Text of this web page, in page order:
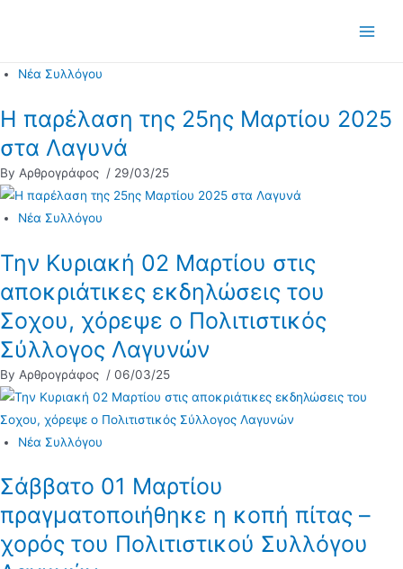
Νέα Συλλόγου
Η παρέλαση της 25ης Μαρτίου 2025
στα Λαγυνά
By Αρθρογράφος / 29/03/25
Νέα Συλλόγου
Την Κυριακή 02 Μαρτίου στις
αποκριάτικες εκδηλώσεις του
Σοχου, χόρεψε ο Πολιτιστικός
Σύλλογος Λαγυνών
By Αρθρογράφος / 06/03/25
Νέα Συλλόγου
Σάββατο 01 Μαρτίου
πραγματοποιήθηκε η κοπή πίτας –
χορός του Πολιτιστικού Συλλόγου